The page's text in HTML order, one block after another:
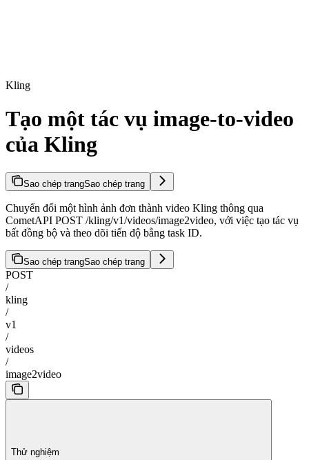
Kling
Tạo một tác vụ image-to-video
của Kling
Sao chép trangSao chép trang
Chuyển đổi một hình ảnh đơn thành video Kling thông qua
CometAPI POST /kling/v1/videos/image2video, với việc tạo tác vụ
bất đồng bộ và theo dõi tiến độ bằng task ID.
Sao chép trangSao chép trang
POST
/
kling
/
v1
/
videos
/
image2video
Thử nghiệm